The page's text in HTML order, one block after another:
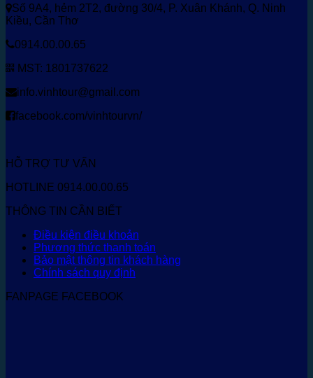
Số 9A4, hẻm 2T2, đường 30/4, P. Xuân Khánh, Q. Ninh
Kiều, Cần Thơ
0914.00.00.65
MST: 1801737622
info.vinhtour@gmail.com
facebook.com/vinhtourvn/
HỖ TRỢ TƯ VẤN
HOTLINE 0914.00.00.65
THÔNG TIN CẦN BIẾT
Điều kiện điều khoản
Phương thức thanh toán
Bảo mật thông tin khách hàng
Chính sách quy định
FANPAGE FACEBOOK